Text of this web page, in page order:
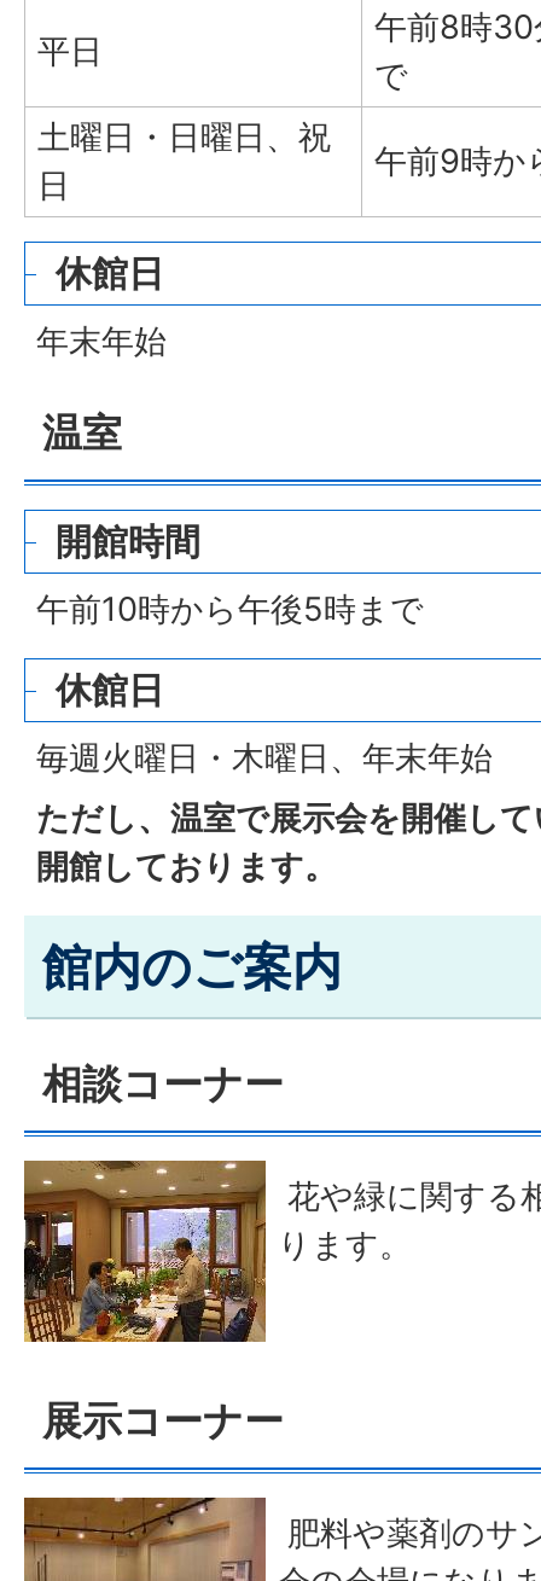
平日
午前8時
で
土曜日・日曜日、祝
日
午前9時か
休館日
年末年始
温室
開館時間
午前10時から午後5時まで
休館日
毎週火曜日・木曜日、年末年始
ただし、温室で展示会を開催し
開館しております。
館内のご案内
相談コーナー
花や緑に関する
ります。
展示コーナー
肥料や薬剤のサ